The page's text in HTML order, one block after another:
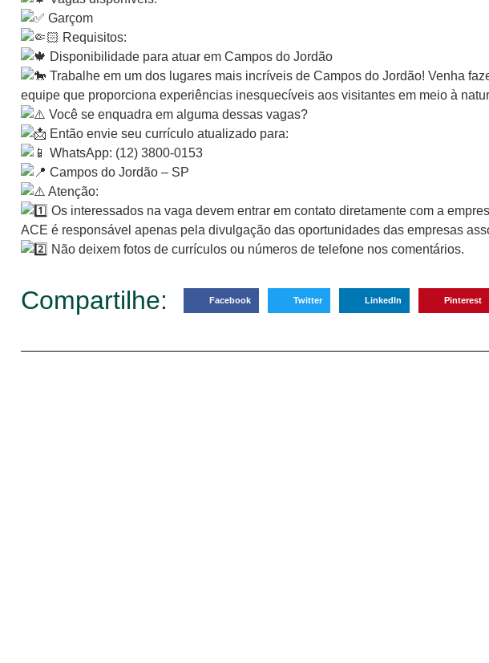
Garçom
Requisitos:
Disponibilidade para atuar em Campos do Jordão
Trabalhe em um dos lugares mais incríveis de Campos do Jordão! Venha
equipe que proporciona experiências inesquecíveis aos visitantes em meio à
Você se enquadra em alguma dessas vagas?
Então envie seu currículo atualizado para:
WhatsApp: (12) 3800-0153
Campos do Jordão – SP
Atenção:
Os interessados na vaga devem entrar em contato diretamente com a
ACE é responsável apenas pela divulgação das oportunidades das empresas
Não deixem fotos de currículos ou números de telefone nos comentários.
Compartilhe: Facebook Twitter LinkedIn Pinterest